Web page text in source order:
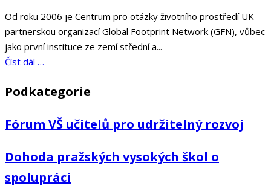
Od roku 2006 je Centrum pro otázky životního prostředí UK
partnerskou organizací Global Footprint Network (GFN), vůbec
jako první instituce ze zemí střední a...
Číst dál …
Podkategorie
Fórum VŠ učitelů pro udržitelný rozvoj
Dohoda pražských vysokých škol o
spolupráci